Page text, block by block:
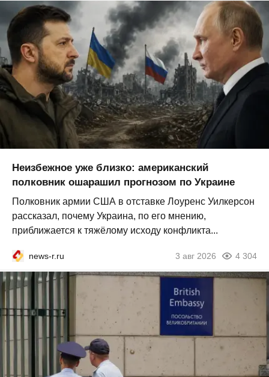
Неизбежное уже близко: американский
полковник ошарашил прогнозом по Украине
Полковник армии США в отставке Лоуренс Уилкерсон
рассказал, почему Украина, по его мнению,
приближается к тяжёлому исходу конфликта...
news-r.ru 3 авг 2026 4 304